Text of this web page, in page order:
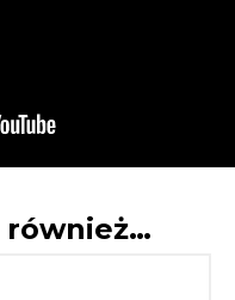
również…